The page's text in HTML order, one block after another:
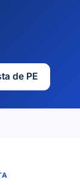
de PE